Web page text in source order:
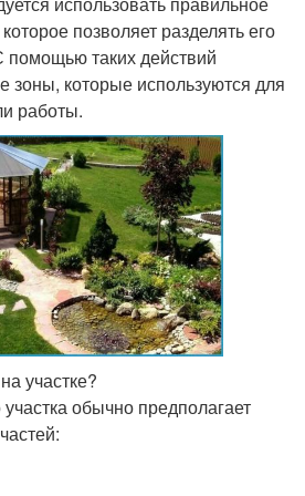
позволяет разделять его
помощью таких действий
зоны, которые используются для
работы.
участке?
обычно предполагает